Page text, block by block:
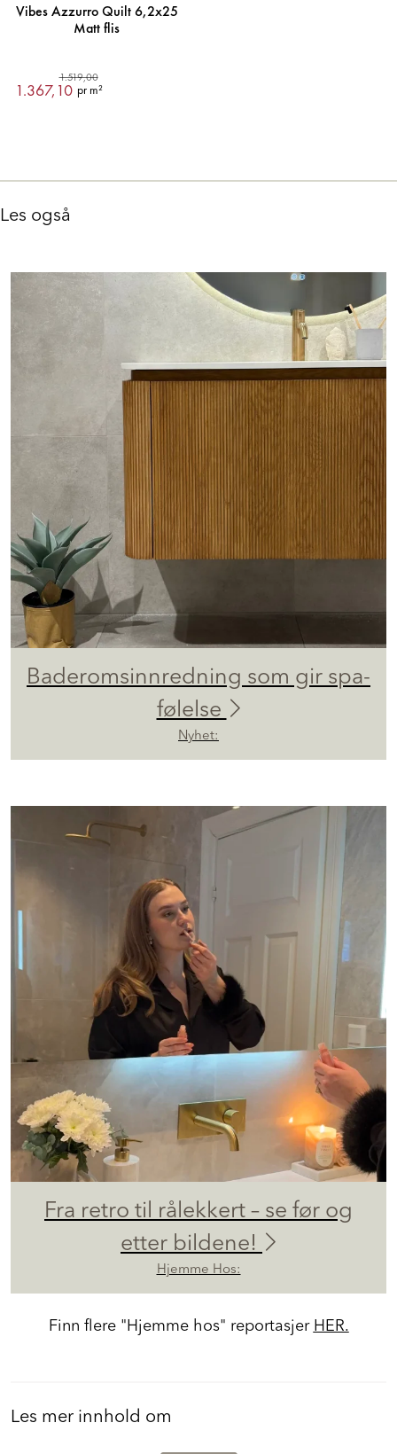
Vibes Azzurro Quilt 6,2x25
Matt flis
1.519,00
1.367,10 pr m²
Les også
Baderomsinnredning som gir spa-
følelse
Nyhet:
Fra retro til rålekkert – se før og
etter bildene!
Hjemme Hos:
Finn flere "Hjemme hos" reportasjer HER.
Les mer innhold om